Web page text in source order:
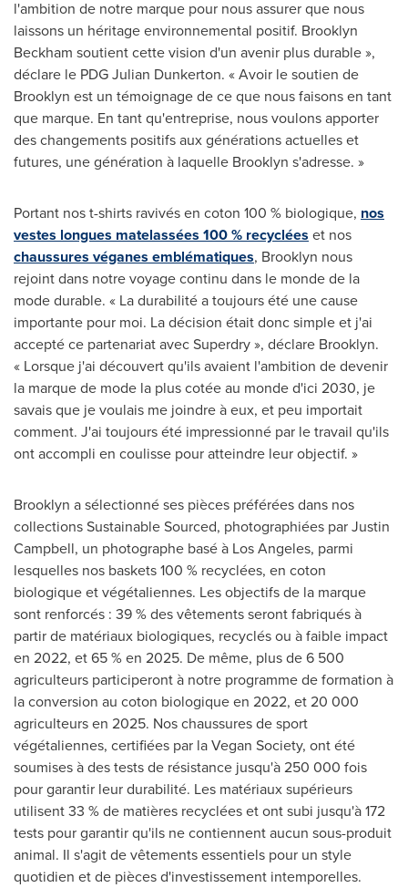
l'ambition de notre marque pour nous assurer que nous
laissons un héritage environnemental positif. Brooklyn
Beckham soutient cette vision d'un avenir plus durable »,
déclare le PDG Julian Dunkerton. « Avoir le soutien de
Brooklyn est un témoignage de ce que nous faisons en tant
que marque. En tant qu'entreprise, nous voulons apporter
des changements positifs aux générations actuelles et
futures, une génération à laquelle Brooklyn s'adresse. »
Portant nos t-shirts ravivés en coton 100 % biologique, nos
vestes longues matelassées 100 % recyclées et nos
chaussures véganes emblématiques, Brooklyn nous
rejoint dans notre voyage continu dans le monde de la
mode durable. « La durabilité a toujours été une cause
importante pour moi. La décision était donc simple et j'ai
accepté ce partenariat avec Superdry », déclare Brooklyn.
« Lorsque j'ai découvert qu'ils avaient l'ambition de devenir
la marque de mode la plus cotée au monde d'ici 2030, je
savais que je voulais me joindre à eux, et peu importait
comment. J'ai toujours été impressionné par le travail qu'ils
ont accompli en coulisse pour atteindre leur objectif. »
Brooklyn a sélectionné ses pièces préférées dans nos
collections Sustainable Sourced, photographiées parJustin
Campbell, un photographe basé à Los Angeles, parmi
lesquelles nos baskets 100 % recyclées, en coton
biologique et végétaliennes. Les objectifs de la marque
sont renforcés : 39 % des vêtements seront fabriqués à
partir de matériaux biologiques, recyclés ou à faible impact
en 2022, et65 % en 2025. De même, plus de 6 500
agriculteurs participeront à notre programme de formation à
la conversion au coton biologique en 2022, et20 000
agriculteurs en 2025. Nos chaussures de sport
végétaliennes, certifiées par la Vegan Society, ont été
soumises à des tests de résistance jusqu'à 250 000 fois
pour garantir leur durabilité. Les matériaux supérieurs
utilisent 33 % de matières recyclées et ont subi jusqu'à 172
tests pour garantir qu'ils ne contiennent aucun sous-produit
animal. Il s'agit de vêtements essentiels pour un style
quotidien et de pièces d'investissement intemporelles.